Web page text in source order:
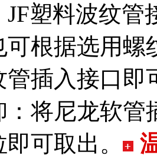
JF塑料波纹管
可根据选用螺
管插入接口即
：将尼龙软管
可取出。